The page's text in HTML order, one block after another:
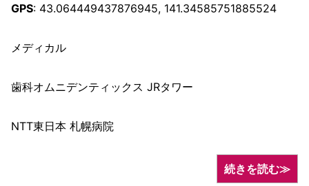
GPS: 43.064449437876945, 141.34585751885524
メディカル
歯科オムニデンティックス JRタワー
NTT東日本 札幌病院
続きを読む≫